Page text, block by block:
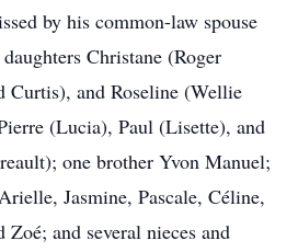
by his common-law spouse
Christane (Roger
Curtis), and Roseline (Wellie
(Lucia), Paul (Lisette), and
one brother Yvon Manuel;
Jasmine, Pascale, Céline,
and several nieces and